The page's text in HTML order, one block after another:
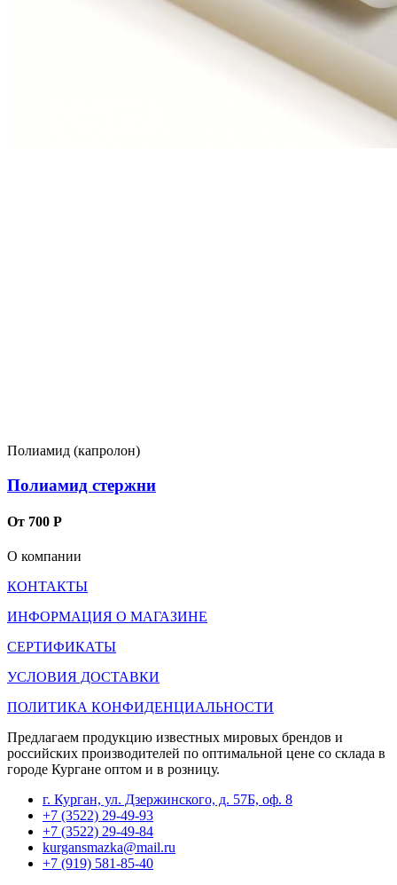
Полиамид (капролон)
Полиамид стержни
От 700 Р
О компании
КОНТАКТЫ
ИНФОРМАЦИЯ О МАГАЗИНЕ
СЕРТИФИКАТЫ
УСЛОВИЯ ДОСТАВКИ
ПОЛИТИКА КОНФИДЕНЦИАЛЬНОСТИ
Предлагаем продукцию известных мировых брендов и
российских производителей по оптимальной цене со склада в
городе Кургане оптом и в розницу.
г. Курган, ул. Дзержинского, д. 57Б, оф. 8
+7 (3522) 29-49-93
+7 (3522) 29-49-84
kurgansmazka@mail.ru
+7 (919) 581-85-40